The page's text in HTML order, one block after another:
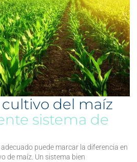
del maíz
sistema de
puede marcar la diferencia en
de maíz. Un sistema bien